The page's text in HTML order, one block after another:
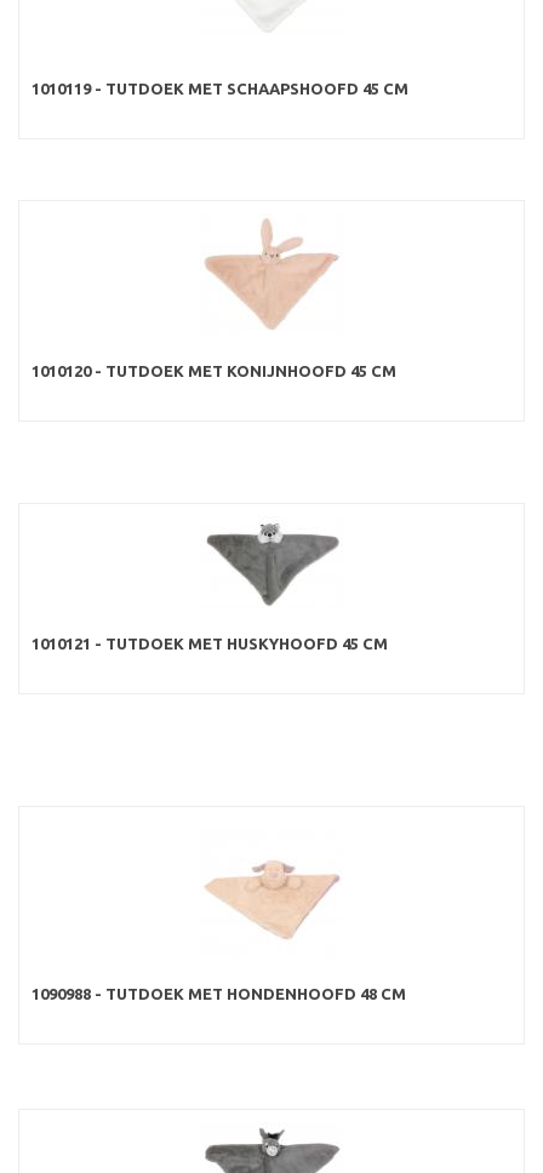
1010119 - TUTDOEK MET SCHAAPSHOOFD 45 CM
1010120 - TUTDOEK MET KONIJNHOOFD 45 CM
1010121 - TUTDOEK MET HUSKYHOOFD 45 CM
1090988 - TUTDOEK MET HONDENHOOFD 48 CM